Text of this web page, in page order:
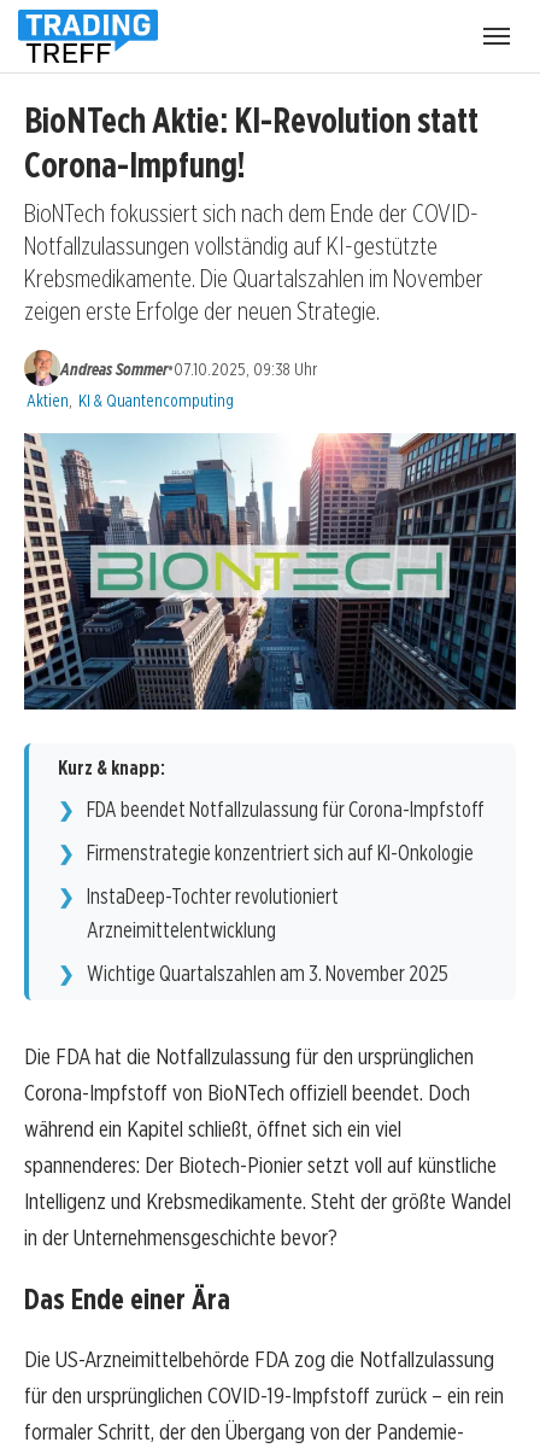
BioNTech Aktie: KI-Revolution statt
Corona-Impfung!
BioNTech fokussiert sich nach dem Ende der COVID-
Notfallzulassungen vollständig auf KI-gestützte
Krebsmedikamente. Die Quartalszahlen im November
zeigen erste Erfolge der neuen Strategie.
Andreas Sommer•07.10.2025, 09:38 Uhr
Kategorien:
Aktien KI & Quantencomputing
Kurz & knapp:
FDA beendet Notfallzulassung für Corona-Impfstoff
Firmenstrategie konzentriert sich auf KI-Onkologie
InstaDeep-Tochter revolutioniert
Arzneimittelentwicklung
Wichtige Quartalszahlen am 3. November 2025
Die FDA hat die Notfallzulassung für den ursprünglichen
Corona-Impfstoff von BioNTech offiziell beendet. Doch
während ein Kapitel schließt, öffnet sich ein viel
spannenderes: Der Biotech-Pionier setzt voll auf künstliche
Intelligenz und Krebsmedikamente. Steht der größte Wandel
in der Unternehmensgeschichte bevor?
Das Ende einer Ära
Die US-Arzneimittelbehörde FDA zog die Notfallzulassung
für den ursprünglichen COVID-19-Impfstoff zurück – ein rein
formaler Schritt, der den Übergang von der Pandemie-